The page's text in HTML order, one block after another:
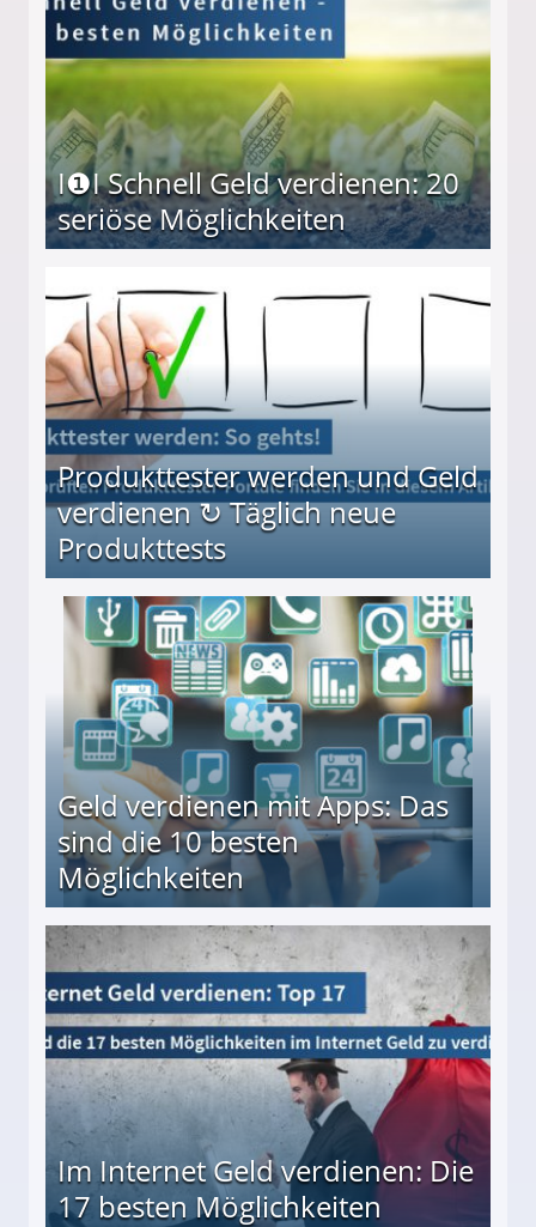
I❶I Schnell Geld verdienen: 20
seriöse Möglichkeiten
Produkttester werden und Geld
verdienen ↻ Täglich neue
Produkttests
↻ Täglich neue Produkttests
Geld verdienen mit Apps: Das
sind die 10 besten
Möglichkeiten
besten Möglichkeiten
Im Internet Geld verdienen: Die
17 besten Möglichkeiten